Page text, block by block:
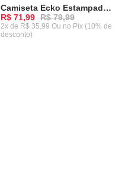
-10%
Camiseta Ecko Estampada Branca Mescla
R$ 71,99 R$ 79,99
2x de R$ 35,99 Ou no Pix (10% de
desconto)